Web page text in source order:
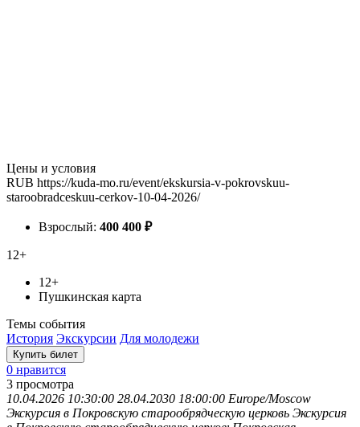
Цены и условия
RUB https://kuda-mo.ru/event/ekskursia-v-pokrovskuu-
staroobradceskuu-cerkov-10-04-2026/
Взрослый: 400 400 ₽
12+
12+
Пушкинская карта
Темы события
История Экскурсии Для молодежи
Купить билет
0 нравится
3 просмотра
10.04.2026 10:30:00 28.04.2030 18:00:00 Europe/Moscow
Экскурсия в Покровскую старообрядческую церковь Экскурсия